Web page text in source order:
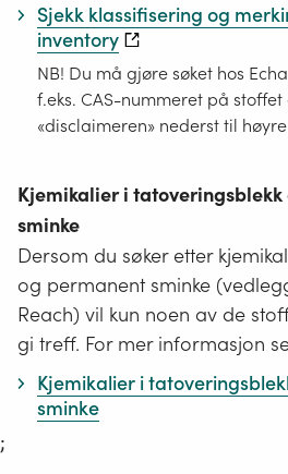
Sjekk klassifisering og
inventory
NB! Du må gjøre søket hos
f.eks. CAS-nummeret på
«disclaimeren» nederst til
Kjemikalier i
sminke
Dersom du søker etter
og permanent sminke
Reach) vil kun noen av de
gi treff. For mer informasjon
Kjemikalier i
sminke
;